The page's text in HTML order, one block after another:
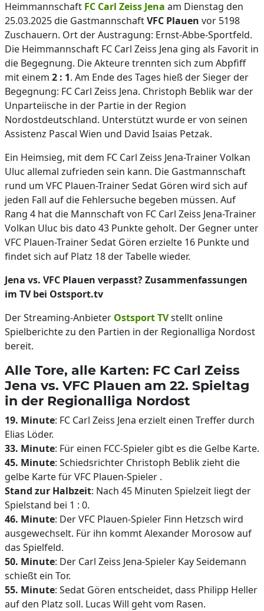
Heimmannschaft FC Carl Zeiss Jena am Dienstag den
25.03.2025 die GastmannschaftVFC Plauen vor 5198
Zuschauern. Ort der Austragung: Ernst-Abbe-Sportfeld.
Die Heimmannschaft FC Carl Zeiss Jena ging als Favorit in
die Begegnung. Die Akteure trennten sich zum Abpfiff
mit einem 2 : 1. Am Ende des Tages hieß der Sieger der
Begegnung: FC Carl Zeiss Jena. Christoph Beblik war der
Unparteiische in der Partie in der Region
Nordostdeutschland. Unterstützt wurde er von seinen
Assistenz Pascal Wien und David Isaias Petzak.
Ein Heimsieg, mit dem FC Carl Zeiss Jena-Trainer Volkan
Uluc allemal zufrieden sein kann. Die Gastmannschaft
rund um VFC Plauen-Trainer Sedat Gören wird sich auf
jeden Fall auf die Fehlersuche begeben müssen. Auf
Rang 4 hat die Mannschaft von FC Carl Zeiss Jena-Trainer
Volkan Uluc bis dato 43 Punkte geholt. Der Gegner unter
VFC Plauen-Trainer Sedat Gören erzielte 16 Punkte und
findet sich auf Platz 18 der Tabelle wieder.
Jena vs. VFC Plauen verpasst? Zusammenfassungen
im TV bei Ostsport.tv
Der Streaming-Anbieter Ostsport TVstellt online
Spielberichte zu den Partien in der Regionalliga Nordost
bereit.
Alle Tore, alle Karten: FC Carl Zeiss
Jena vs. VFC Plauen am 22. Spieltag
in der Regionalliga Nordost
19. Minute: FC Carl Zeiss Jena erzielt einen Treffer durch
Elias Löder.
33. Minute: Für einen FCC-Spieler gibt es die Gelbe Karte.
45. Minute: Schiedsrichter Christoph Beblik zieht die
gelbe Karte für VFC Plauen-Spieler .
Stand zur Halbzeit: Nach 45 Minuten Spielzeit liegt der
Spielstand bei 1 : 0.
46. Minute: Der VFC Plauen-Spieler Finn Hetzsch wird
ausgewechselt. Für ihn kommt Alexander Morosow auf
das Spielfeld.
50. Minute: Der Carl Zeiss Jena-Spieler Kay Seidemann
schießt ein Tor.
55. Minute: Sedat Gören entscheidet, dass Philipp Heller
auf den Platz soll. Lucas Will geht vom Rasen.